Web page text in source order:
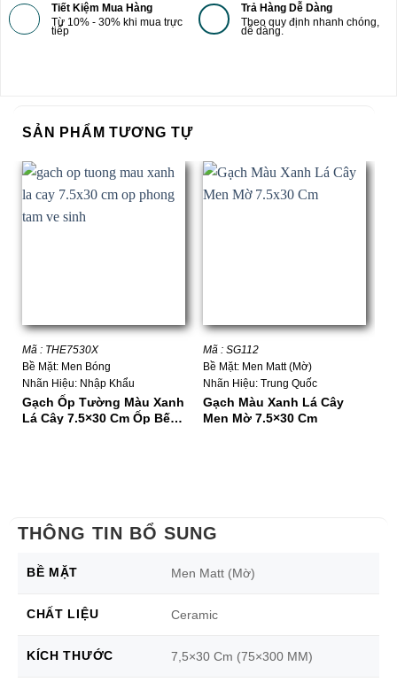
Tiết Kiệm Mua Hàng
Từ 10% - 30% khi mua trực
tiếp
Trả Hàng Dễ Dàng
Theo quy định nhanh chóng,
dễ dàng.
SẢN PHẨM TƯƠNG TỰ
Mã : THE7530X
Bề Mặt: Men Bóng
Nhãn Hiệu: Nhập Khẩu
Gạch Ốp Tường Màu Xanh
Lá Cây 7.5×30 Cm Ốp Bếp
Mã : SG112
Bề Mặt: Men Matt (Mờ)
Nhãn Hiệu: Trung Quốc
Gạch Màu Xanh Lá Cây
Men Mờ 7.5×30 Cm
THÔNG TIN BỔ SUNG
BỀ MẶT Men Matt (Mờ)
CHẤT LIỆU Ceramic
KÍCH THƯỚC 7,5×30 Cm (75×300 MM)